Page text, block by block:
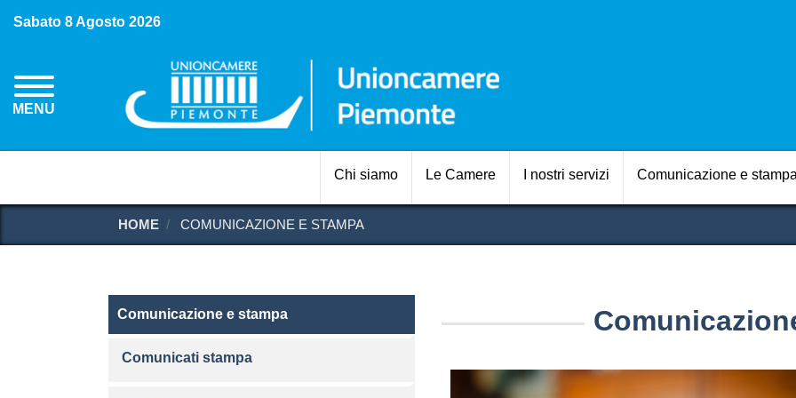
Sabato 8 Agosto 2026
MENU
Navigazione
Chi siamo Le Camere I nostri servizi Comunicazione e stampa
HOME COMUNICAZIONE E STAMPA
Comunicazione e stampa
Comunicazione e stampa
Comunicati stampa